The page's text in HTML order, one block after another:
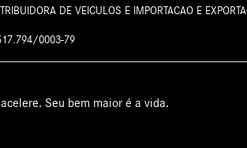
DE VEICULOS E IMPORTACAO E
0003-79
Seu bem maior é a vida.